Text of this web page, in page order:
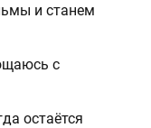
и станем
с
остаётся